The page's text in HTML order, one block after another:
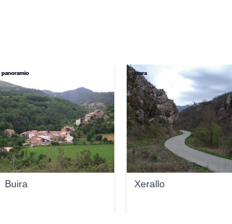
Buira
panoramio
Xerallo
taxara